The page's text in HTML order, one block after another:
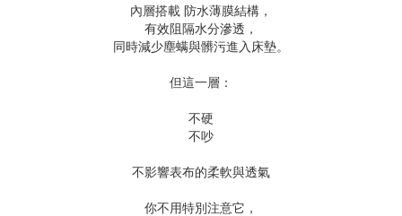
內層搭載 防水薄膜結構，
有效阻隔水分滲透，
同時減少塵螨與髒污進入床墊。
但這一層：
不硬
不吵
不影響表布的柔軟與透氣
你不用特別注意它，